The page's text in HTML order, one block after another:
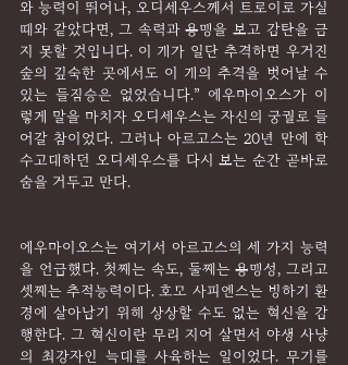
와 능력이 뛰어나, 오디세우스께서 트로이로 가실
때와 같았다면, 그 속력과 용맹을 보고 감탄을 금
지 못할 것입니다. 이 개가 일단 추격하면 우거진
숲의 깊숙한 곳에서도 이 개의 추격을 벗어날 수
있는 들짐승은 없었습니다.” 에우마이오스가 이
렇게 말을 마치자 오디세우스는 자신의 궁궐로 들
어갈 참이었다. 그러나 아르고스는 20년 만에 학
수고대하던 오디세우스를 다시 보는 순간 곧바로
숨을 거두고 만다.
에우마이오스는 여기서 아르고스의 세 가지 능력
을 언급했다. 첫째는 속도, 둘째는 용맹성, 그리고
셋째는 추적능력이다. 호모 사피엔스는 빙하기 환
경에 살아남기 위해 상상할 수도 없는 혁신을 감
행한다. 그 혁신이란 무리 지어 살면서 야생 사냥
의 최강자인 늑대를 사육하는 일이었다. 무기를